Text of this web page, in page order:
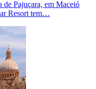
de Pajuçara, em Maceió
Resort tem…